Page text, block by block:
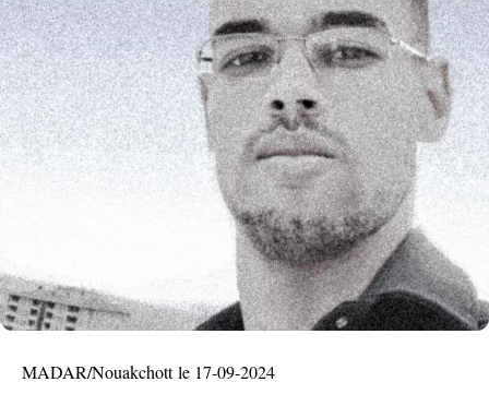
MADAR/Nouakchott le 17-09-2024